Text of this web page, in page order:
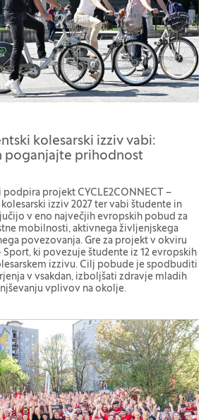
kolesarski izziv vabi:
poganjajte prihodnost
projekt CYCLE2CONNECT –
izziv 2027 ter vabi študente in
v eno največjih evropskih pobud za
mobilnosti, aktivnega življenjskega
povezovanja. Gre za projekt v okviru
Sport, ki povezuje študente iz 12 evropskih
izzivu. Cilj pobude je spodbuditi
v vsakdan, izboljšati zdravje mladih
vplivov na okolje.